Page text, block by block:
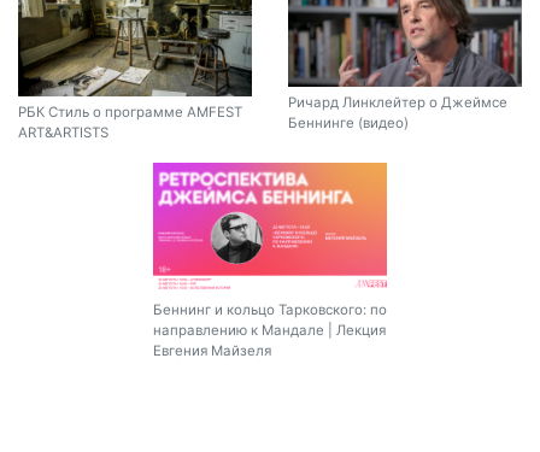
РБК Стиль о программе AMFEST
ART&ARTISTS
Ричард Линклейтер о Джеймсе
Беннинге (видео)
Беннинг и кольцо Тарковского: по
направлению к Мандале | Лекция
Евгения Майзеля